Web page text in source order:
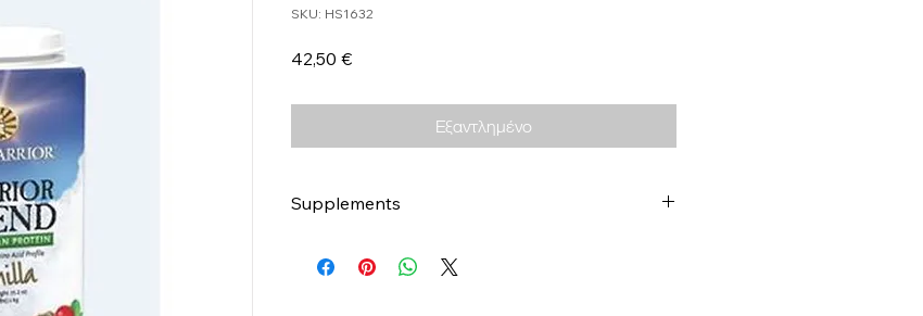
SKU: HS1632
42,50 €Τιμή
Εξαντλημένο
Supplements